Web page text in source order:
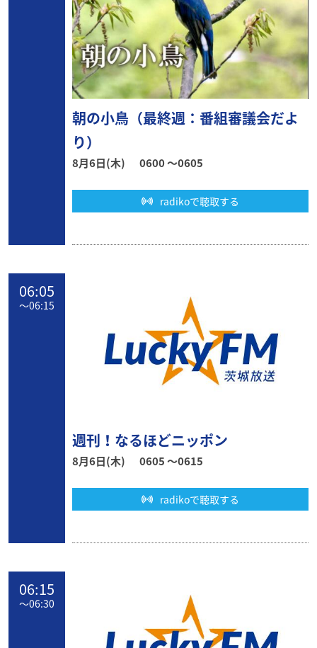
朝の小鳥（最終週：番組審議会だよ
り）
8月6日(木) 0600 〜0605
radikoで聴取する
06:05
〜06:15
週刊！なるほどニッポン
8月6日(木) 0605 〜0615
radikoで聴取する
06:15
〜06:30